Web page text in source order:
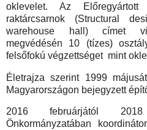
oklevelet. Az Előregyártott
raktárcsarnok (Structural
warehouse hall) címet
megvédésén 10 (tízes)
felsőfokú végzettséget mint
Életrajza szerint 1999
Magyarországon bejegyzett
2016 februárjától
Önkormányzatában